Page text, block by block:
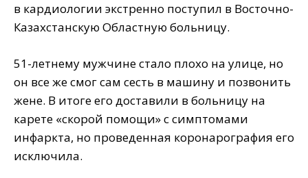
в кардиологии экстренно поступил в Восточно-
Казахстанскую Областную больницу.
51-летнему мужчине стало плохо на улице, но
он все же смог сам сесть в машину и позвонить
жене. В итоге его доставили в больницу на
карете «скорой помощи» с симптомами
инфаркта, но проведенная коронарография его
исключила.